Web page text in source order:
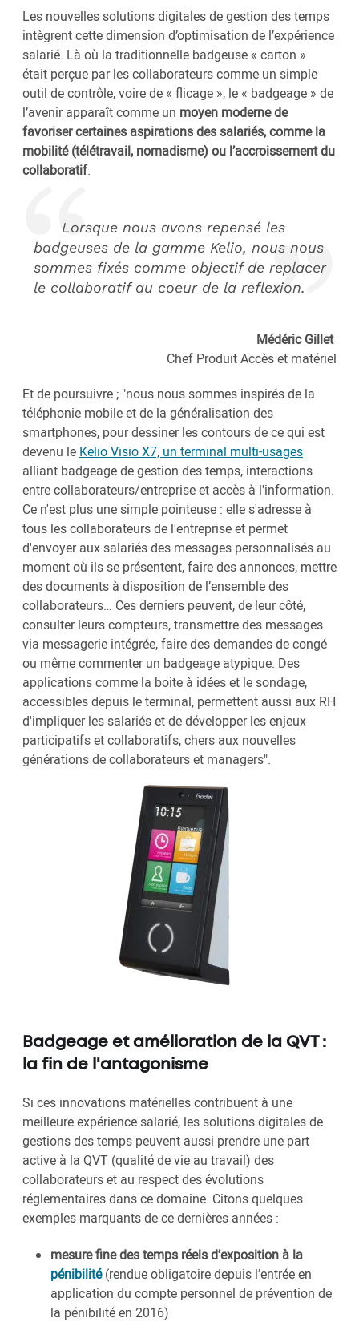
Les nouvelles solutions digitales de gestion des temps
intègrent cette dimension d’optimisation de l’expérience
salarié. Là où la traditionnelle badgeuse « carton »
était perçue par les collaborateurs comme un simple
outil de contrôle, voire de « flicage », le « badgeage » de
l’avenir apparaît comme un moyen moderne de
favoriser certaines aspirations des salariés, comme la
mobilité (télétravail, nomadisme) ou l’accroissement du
collaboratif.
Lorsque nous avons repensé les
badgeuses de la gamme Kelio, nous nous
sommes fixés comme objectif de replacer
le collaboratif au coeur de la reflexion.
Médéric Gillet
Chef Produit Accès et matériel
Et de poursuivre ; "nous nous sommes inspirés de la
téléphonie mobile et de la généralisation des
smartphones, pour dessiner les contours de ce qui est
devenu le Kelio Visio X7, un terminal multi-usages
alliant badgeage de gestion des temps, interactions
entre collaborateurs/entreprise et accès à l'information.
Ce n'est plus une simple pointeuse : elle s'adresse à
tous les collaborateurs de l'entreprise et permet
d'envoyer aux salariés des messages personnalisés au
moment où ils se présentent, faire des annonces, mettre
des documents à disposition de l’ensemble des
collaborateurs… Ces derniers peuvent, de leur côté,
consulter leurs compteurs, transmettre des messages
via messagerie intégrée, faire des demandes de congé
ou même commenter un badgeage atypique. Des
applications comme la boite à idées et le sondage,
accessibles depuis le terminal, permettent aussi aux RH
d'impliquer les salariés et de développer les enjeux
participatifs et collaboratifs, chers aux nouvelles
générations de collaborateurs et managers".
Badgeage et amélioration de la QVT :
la fin de l'antagonisme
Si ces innovations matérielles contribuent à une
meilleure expérience salarié, les solutions digitales de
gestions des temps peuvent aussi prendre une part
active à la QVT (qualité de vie au travail) des
collaborateurs et au respect des évolutions
réglementaires dans ce domaine. Citons quelques
exemples marquants de ce dernières années :
mesure fine des temps réels d’exposition à la
pénibilité(rendue obligatoire depuis l’entrée en
application du compte personnel de prévention de
la pénibilité en 2016)